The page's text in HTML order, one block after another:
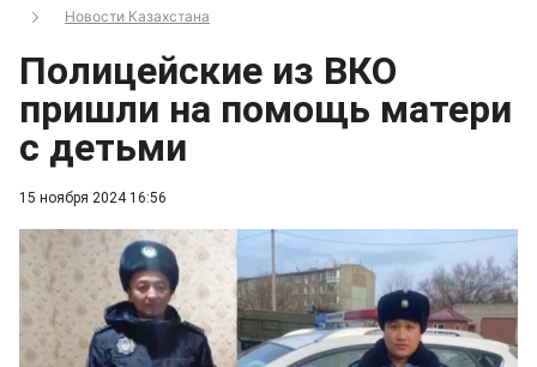
Новости Казахстана
15 ноября 2024 16:56
Полицейские из ВКО
пришли на помощь матери
с детьми